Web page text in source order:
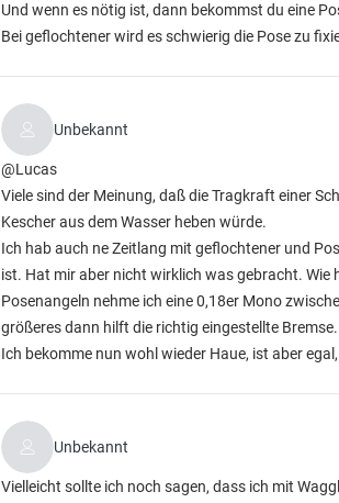
Und wenn es nötig ist, dann bekommst du eine
Bei geflochtener wird es schwierig die Pose zu
Unbekannt
@Lucas
Viele sind der Meinung, daß die Tragkraft einer
Kescher aus dem Wasser heben würde.
Ich hab auch ne Zeitlang mit geflochtener und
ist. Hat mir aber nicht wirklich was gebracht. Wie
Posenangeln nehme ich eine 0,18er Mono
größeres dann hilft die richtig eingestellte Bremse.
Ich bekomme nun wohl wieder Haue, ist aber
Unbekannt
Vielleicht sollte ich noch sagen, dass ich mit